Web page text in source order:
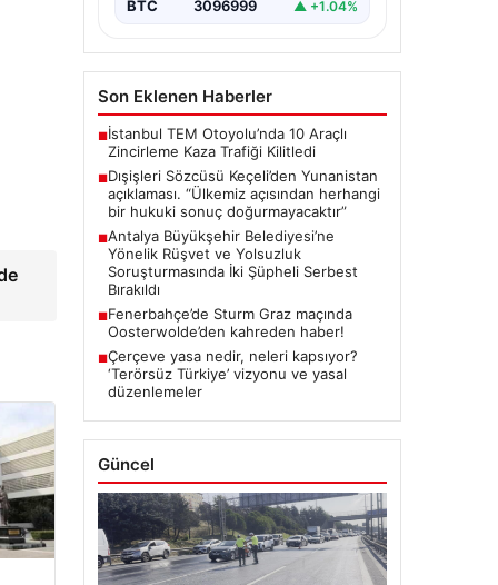
BTC 3096999 ▲ +1.04%
Son Eklenen Haberler
■İstanbul TEM Otoyolu’nda 10 Araçlı
Zincirleme Kaza Trafiği Kilitledi
■Dışişleri Sözcüsü Keçeli’den Yunanistan
açıklaması. “Ülkemiz açısından herhangi
bir hukuki sonuç doğurmayacaktır”
■Antalya Büyükşehir Belediyesi’ne
Yönelik Rüşvet ve Yolsuzluk
Soruşturmasında İki Şüpheli Serbest
Bırakıldı
■Fenerbahçe’de Sturm Graz maçında
Oosterwolde’den kahreden haber!
■Çerçeve yasa nedir, neleri kapsıyor?
‘Terörsüz Türkiye’ vizyonu ve yasal
düzenlemeler
Güncel